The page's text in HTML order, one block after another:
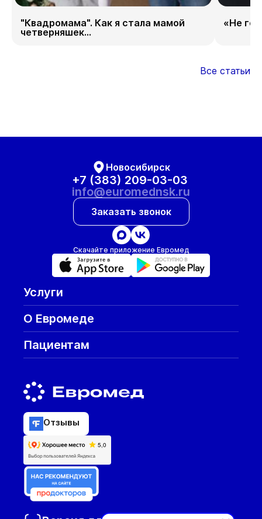
"Квадромама". Как я стала мамой
четверняшек...
«Не
Все статьи
Новосибирск
+7 (383) 209-03-03
info@euromednsk.ru
Заказать звонок
Скачайте приложение Евромед
Услуги
О Евромеде
Пациентам
Отзывы